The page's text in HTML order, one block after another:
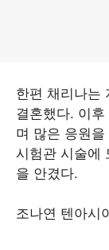
한편 채리나는
결혼했다. 이
며 많은 응원
시험관 시술에
을 안겼다.
조나연 텐아시